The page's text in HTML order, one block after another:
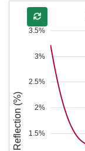
1.5%
2%
2.5%
3%
3.5%
Reflection (%)